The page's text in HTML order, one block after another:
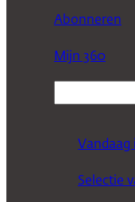
Abonneren
Mijn 360
Vandaag
Selectie